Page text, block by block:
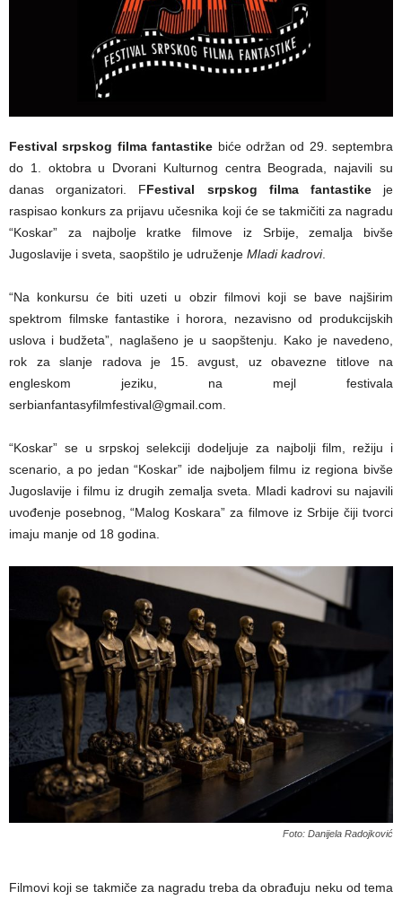
Festival srpskog filma fantastike biće održan od 29. septembra
do 1. oktobra u Dvorani Kulturnog centra Beograda, najavili su
danas organizatori. FFestival srpskog filma fantastikeje
raspisao konkurs za prijavu učesnika koji će se takmičiti za nagradu
“Koskar” za najbolje kratke filmove iz Srbije, zemalja bivše
Jugoslavije i sveta, saopštilo je udruženje Mladi kadrovi.
“Na konkursu će biti uzeti u obzir filmovi koji se bave najširim
spektrom filmske fantastike i horora, nezavisno od produkcijskih
uslova i budžeta”, naglašeno je u saopštenju. Kako je navedeno,
rok za slanje radova je 15. avgust, uz obavezne titlove na
engleskom jeziku, na mejl festivala
serbianfantasyfilmfestival@gmail.com.
“Koskar” se u srpskoj selekciji dodeljuje za najbolji film, režiju i
scenario, a po jedan “Koskar” ide najboljem filmu iz regiona bivše
Jugoslavije i filmu iz drugih zemalja sveta. Mladi kadrovi su najavili
uvođenje posebnog, “Malog Koskara” za filmove iz Srbije čiji tvorci
imaju manje od 18 godina.
Foto: Danijela Radojković
Filmovi koji se takmiče za nagradu treba da obrađuju neku od tema